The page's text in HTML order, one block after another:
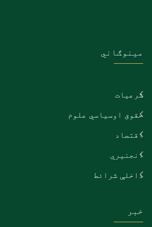
مینوګاني
شرعیات
حقوق اوسیاسي علوم
اقتصاد
انجنیري
داخلې شرائط
خبر